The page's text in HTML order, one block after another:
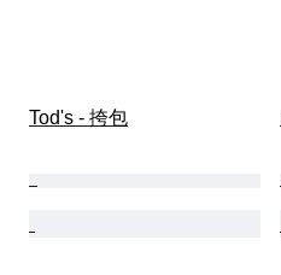
Tod's - 挎包